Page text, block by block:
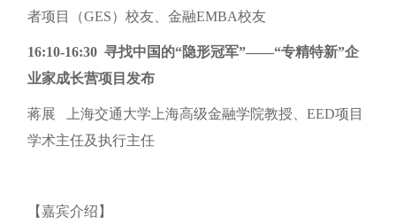
者项目（GES）校友、金融EMBA校友
16:10-16:30 寻找中国的“隐形冠军”——“专精特新”企
业家成长营项目发布
蒋展 上海交通大学上海高级金融学院教授、EED项目
学术主任及执行主任
【嘉宾介绍】